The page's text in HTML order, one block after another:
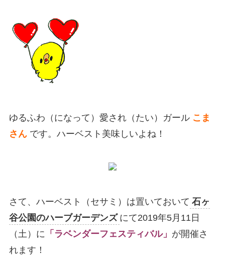
ゆるふわ（になって）愛され（たい）ガール こま
さん です。ハーベスト美味しいよね！
さて、ハーベスト（セサミ）は置いておいて 石ヶ
谷公園のハーブガーデンズ にて2019年5月11日
（土）に 「ラベンダーフェスティバル」 が開催さ
れます！